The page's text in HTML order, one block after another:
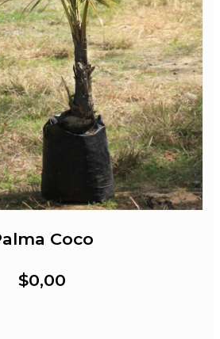
Coco
$0,00